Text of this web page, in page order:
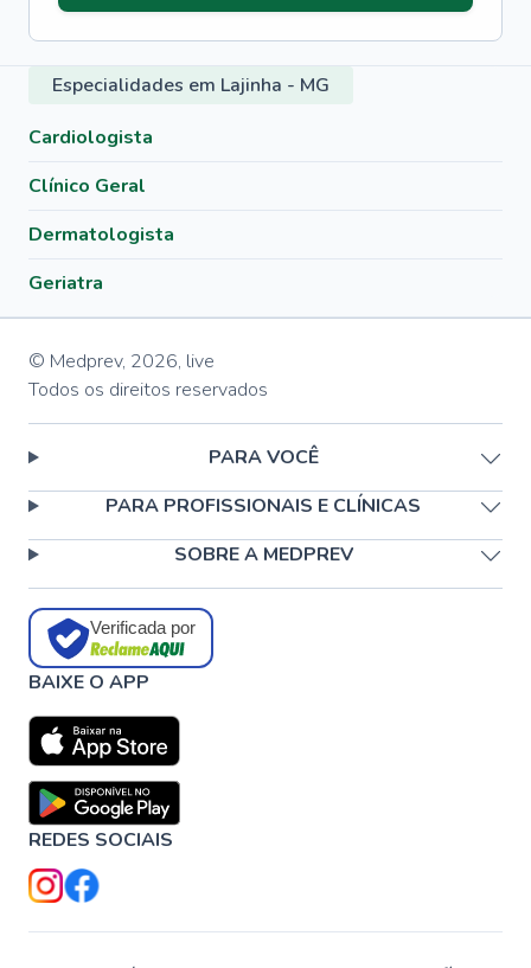
Especialidades em Lajinha - MG
Cardiologista
Clínico Geral
Dermatologista
Geriatra
© Medprev, 2026, live
Todos os direitos reservados
PARA VOCÊ
PARA PROFISSIONAIS E CLÍNICAS
SOBRE A MEDPREV
Verificada por
BAIXE O APP
REDES SOCIAIS